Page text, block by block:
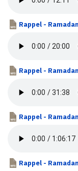
Rappel -
Rappel -
Rappel -
Rappel -